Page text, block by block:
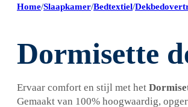
Home/Slaapkamer/Bedtextiel/
Dormisette
Ervaar comfort en stijl met het
Gemaakt van 100% hoogwaardig,